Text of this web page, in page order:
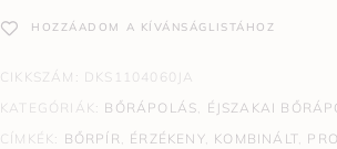
HOZZÁADOM A KÍVÁNSÁGLISTÁHOZ
CIKKSZÁM: DKS1104060JA
KATEGÓRIÁK: BŐRÁPOLÁS, ÉJSZAKAI
CÍMKÉK: BŐRPÍR, ÉRZÉKENY, KOMBINÁLT,